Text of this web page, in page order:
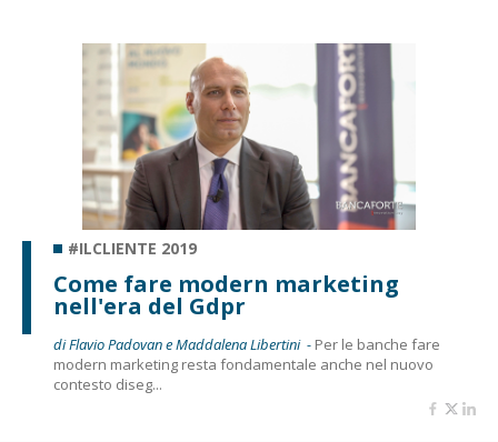
#ILCLIENTE 2019
Come fare modern marketing
nell'era del Gdpr
di Flavio Padovan e Maddalena Libertini - Per le banche fare
modern marketing resta fondamentale anche nel nuovo
contesto diseg...